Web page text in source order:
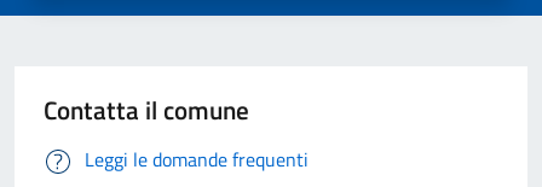
Contatta il comune
Leggi le domande frequenti